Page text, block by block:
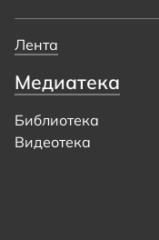
Лента
Медиатека
Библиотека
Видеотека